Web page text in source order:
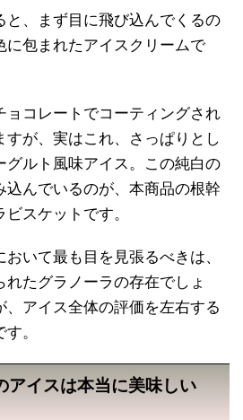
と、まず目に飛び込んでくるの
に包まれたアイスクリームで
ョコレートでコーティングされ
すが、実はこれ、さっぱりとし
グルト風味アイス。この純白の
込んでいるのが、本商品の根幹
スケットです。
いて最も目を見張るべきは、
れたグラノーラの存在でしょ
、アイス全体の評価を左右する
。
アイスは本当に美味しい